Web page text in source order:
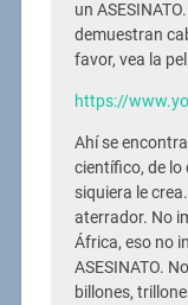
un
demuestran
favor, vea la
https://
Ahí se
científico, de lo
siquiera le
aterrador. No
África, eso no
ASESINATO.
billones,